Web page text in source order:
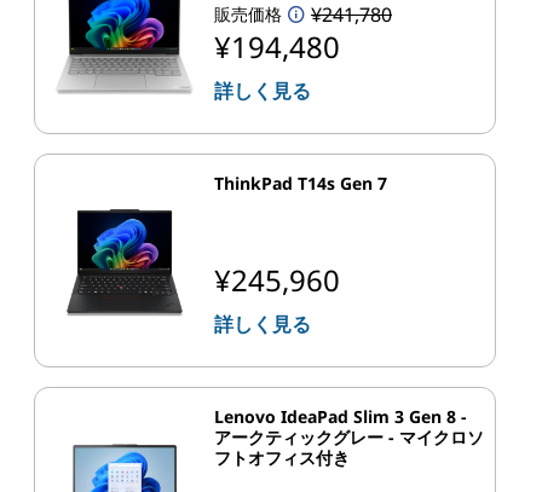
販売価格 ¥241,780
¥194,480
詳しく見る
ThinkPad T14s Gen 7
¥245,960
詳しく見る
Lenovo IdeaPad Slim 3 Gen 8 -
アークティックグレー - マイクロソ
フトオフィス付き